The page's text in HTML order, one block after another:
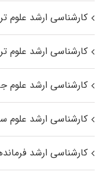
کارشناسی ارشد علوم
کارشناسی ارشد علوم
کارشناسی ارشد علوم
کارشناسی ارشد علوم
کارشناسی ارشد